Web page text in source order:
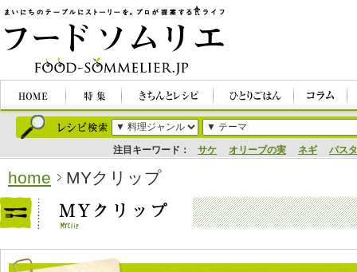
注目キーワード： サケ オリーブの実 ネギ パスタ
home MYクリップ